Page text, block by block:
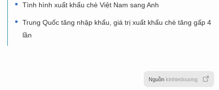
Tình hình xuất khẩu chè Việt Nam sang Anh
Trung Quốc tăng nhập khẩu, giá trị xuất khẩu chè tăng gấp 4
lần
Nguồn kinhtedouong